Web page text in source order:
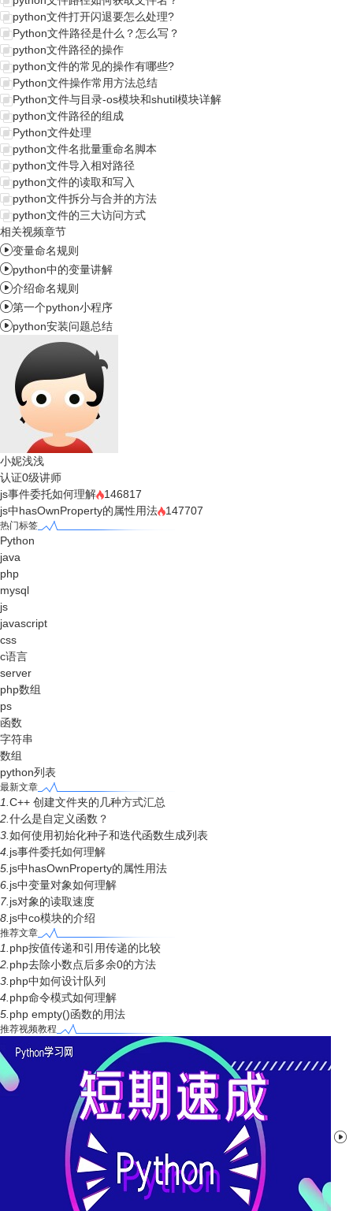
python文件打开闪退要怎么处理?
Python文件路径是什么？怎么写？
python文件路径的操作
python文件的常见的操作有哪些?
Python文件操作常用方法总结
Python文件与目录-os模块和shutil模块详解
python文件路径的组成
Python文件处理
python文件名批量重命名脚本
python文件导入相对路径
python文件的读取和写入
python文件拆分与合并的方法
python文件的三大访问方式
相关视频章节
变量命名规则
python中的变量讲解
介绍命名规则
第一个python小程序
python安装问题总结
小妮浅浅
认证0级讲师
js事件委托如何理解
146817
js中hasOwnProperty的属性用法
147707
热门标签
Python
java
php
mysql
js
javascript
css
c语言
server
php数组
ps
函数
字符串
数组
python列表
最新文章
1. C++ 创建文件夹的几种方式汇总
2. 什么是自定义函数？
3. 如何使用初始化种子和迭代函数生成列表
4. js事件委托如何理解
5. js中hasOwnProperty的属性用法
6. js中变量对象如何理解
7. js对象的读取速度
8. js中co模块的介绍
推荐文章
1. php按值传递和引用传递的比较
2. php去除小数点后多余0的方法
3. php中如何设计队列
4. php命令模式如何理解
5. php empty()函数的用法
推荐视频教程
